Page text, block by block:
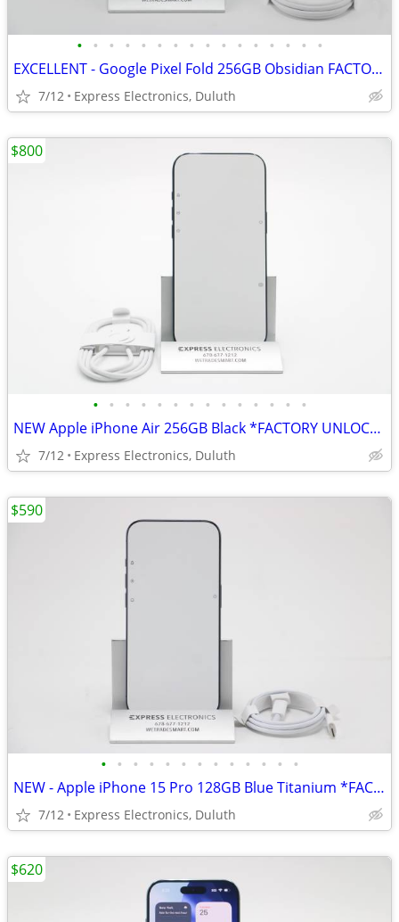
• • • • • • • • • • • • • • • •
EXCELLENT - Google Pixel Fold 256GB Obsidian FACTORY UNLOCKED
7/12 Express Electronics, Duluth
• • • • • • • • • • • • • •
NEW Apple iPhone Air 256GB Black *FACTORY UNLOCKED* 1-Year Warranty
7/12 Express Electronics, Duluth
$800
• • • • • • • • • • • • •
NEW - Apple iPhone 15 Pro 128GB Blue Titanium *FACTORY UNLOCKED*
7/12 Express Electronics, Duluth
$590
$620